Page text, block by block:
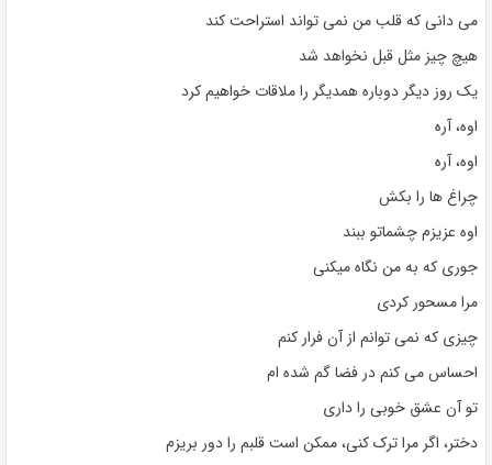
می دانی که قلب من نمی تواند استراحت کند
هیچ چیز مثل قبل نخواهد شد
یک روز دیگر دوباره همدیگر را ملاقات خواهیم کرد
اوه، آره
اوه، آره
چراغ ها را بکش
اوه عزیزم چشماتو ببند
جوری که به من نگاه میکنی
مرا مسحور کردی
چیزی که نمی توانم از آن فرار کنم
احساس می کنم در فضا گم شده ام
تو آن عشق خوبی را داری
دختر، اگر مرا ترک کنی، ممکن است قلبم را دور بریزم